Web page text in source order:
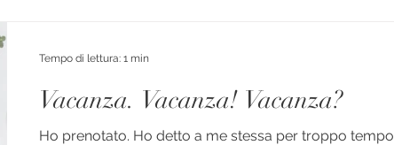
Vacanza. Vacanza! Vacanza?
Ho prenotato. Ho detto a me stessa per troppo tempo
Tempo di lettura: 1 min